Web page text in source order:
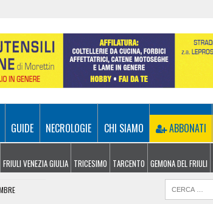
GUIDE NECROLOGIE CHI SIAMO ABBONATI
FRIULI VENEZIA GIULIA TRICESIMO TARCENTO GEMONA DEL FRIULI